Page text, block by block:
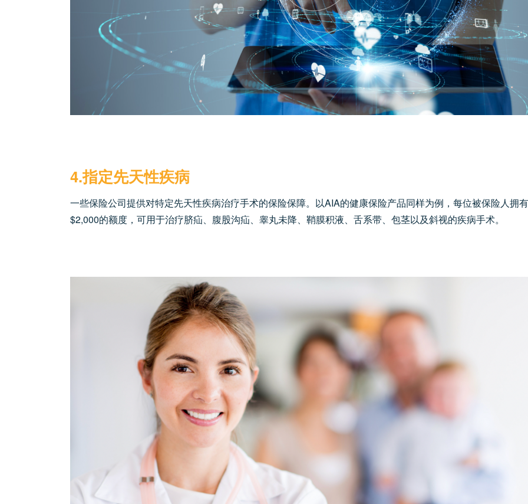
4.指定先天性疾病
一些保险公司提供对特定先天性疾病治疗手术的保险保障。以AIA的健康保险产品同样为例，每位被保险人拥有
$2,000的额度，可用于治疗脐疝、腹股沟疝、睾丸未降、鞘膜积液、舌系带、包茎以及斜视的疾病手术。